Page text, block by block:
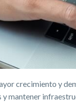
crecimiento y
mantener